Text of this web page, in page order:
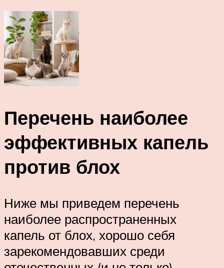
Перечень наиболее
эффективных капель
против блох
Ниже мы приведем перечень
наиболее распространенных
капель от блох, хорошо себя
зарекомендовавших среди